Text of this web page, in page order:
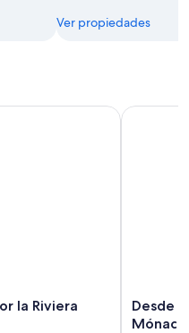
Ver propiedades
la Riviera
Francesa (T1)
Desde
Desde